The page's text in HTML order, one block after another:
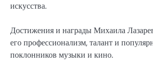
искусства.
Достижения и награды Михаила
его профессионализм, талант и
поклонников музыки и кино.